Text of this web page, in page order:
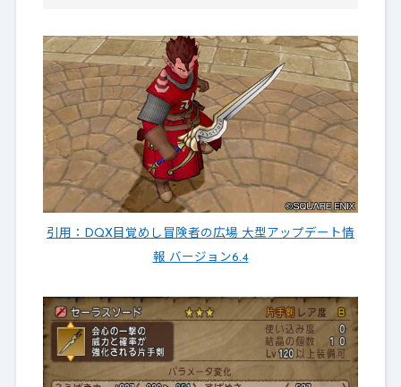
引用：DQX目覚めし冒険者の広場 大型アップデート情
報 バージョン6.4